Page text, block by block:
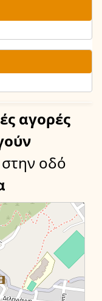
αγορές
στην οδό